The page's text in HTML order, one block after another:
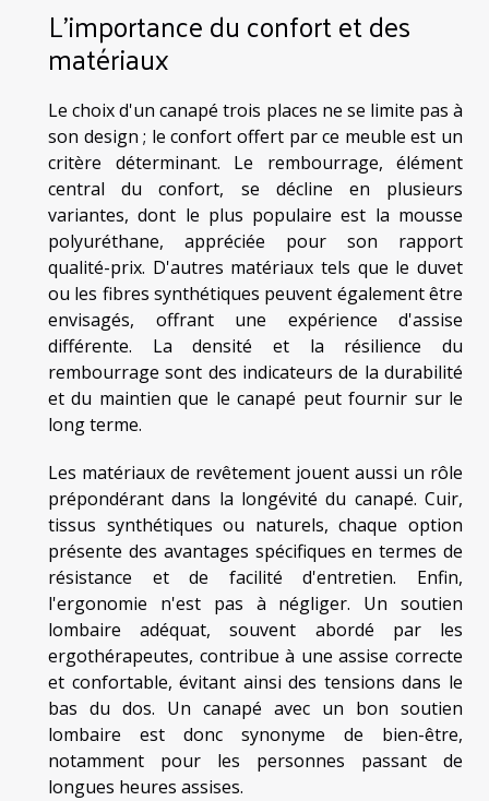
L'importance du confort et des
matériaux
Le choix d'un canapé trois places ne se limite pas à
son design ; le confort offert par ce meuble est un
critère déterminant. Le rembourrage, élément
central du confort, se décline en plusieurs
variantes, dont le plus populaire est la mousse
polyuréthane, appréciée pour son rapport
qualité-prix. D'autres matériaux tels que le duvet
ou les fibres synthétiques peuvent également être
envisagés, offrant une expérience d'assise
différente. La densité et la résilience du
rembourrage sont des indicateurs de la durabilité
et du maintien que le canapé peut fournir sur le
long terme.
Les matériaux de revêtement jouent aussi un rôle
prépondérant dans la longévité du canapé. Cuir,
tissus synthétiques ou naturels, chaque option
présente des avantages spécifiques en termes de
résistance et de facilité d'entretien. Enfin,
l'ergonomie n'est pas à négliger. Un soutien
lombaire adéquat, souvent abordé par les
ergothérapeutes, contribue à une assise correcte
et confortable, évitant ainsi des tensions dans le
bas du dos. Un canapé avec un bon soutien
lombaire est donc synonyme de bien-être,
notamment pour les personnes passant de
longues heures assises.